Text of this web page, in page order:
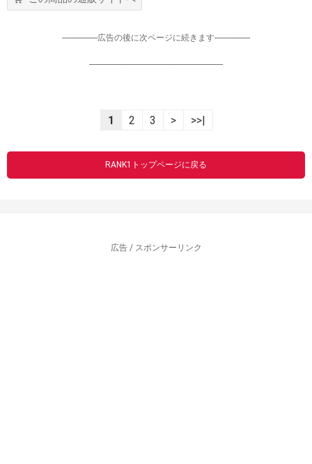
-----------------広告の後に次ページに続きます-----------------
----------------------------------------------------------------
1 2 3 > >>|
RANK1トップページに戻る
広告 / スポンサーリンク